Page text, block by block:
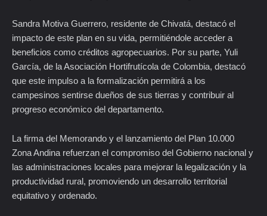
Sandra Motiva Guerrero, residente de Chivatá, destacó el
impacto de este plan en su vida, permitiéndole acceder a
beneficios como créditos agropecuarios. Por su parte, Yuli
García, de la Asociación Hortifrutícola de Colombia, destacó
que este impulso a la formalización permitirá a los
campesinos sentirse dueños de sus tierras y contribuir al
progreso económico del departamento.
La firma del Memorando y el lanzamiento del Plan 10.000
Zona Andina refuerzan el compromiso del Gobierno nacional y
las administraciones locales para mejorar la legalización y la
productividad rural, promoviendo un desarrollo territorial
equitativo y ordenado.